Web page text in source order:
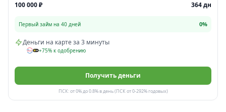
100 000 ₽ 364 дн
Первый займ на 40 дней 0%
Деньги на карте за 3 минуты
+75% к одобрению
Получить деньги
ПСК: от 0% до 0.8% в день (ПСК от 0-292% годовых)